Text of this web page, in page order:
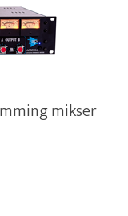
mikser